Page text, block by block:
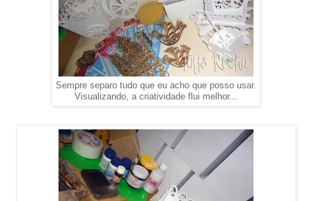
Sempre separo tudo que eu acho que posso usar.
Visualizando, a criatividade flui melhor...